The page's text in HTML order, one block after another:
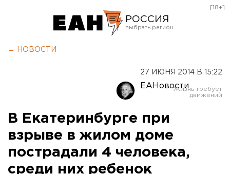
РОССИЯ
Оренбург
[18+]
← НОВОСТИ
27 ИЮНЯ 2014 В 15:22
ЕАНовости
В Екатеринбурге при
взрыве в жилом доме
пострадали 4 человека,
среди них ребенок